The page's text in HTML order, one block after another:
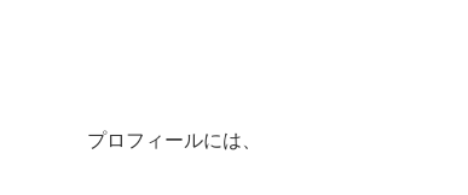
プロフィールには、